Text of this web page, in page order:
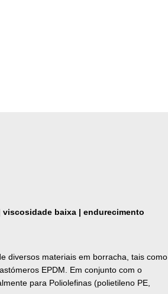
baixa | endurecimento
diversos materiais em borracha, tais como
EPDM. Em conjunto com o
para Poliolefinas (polietileno PE,